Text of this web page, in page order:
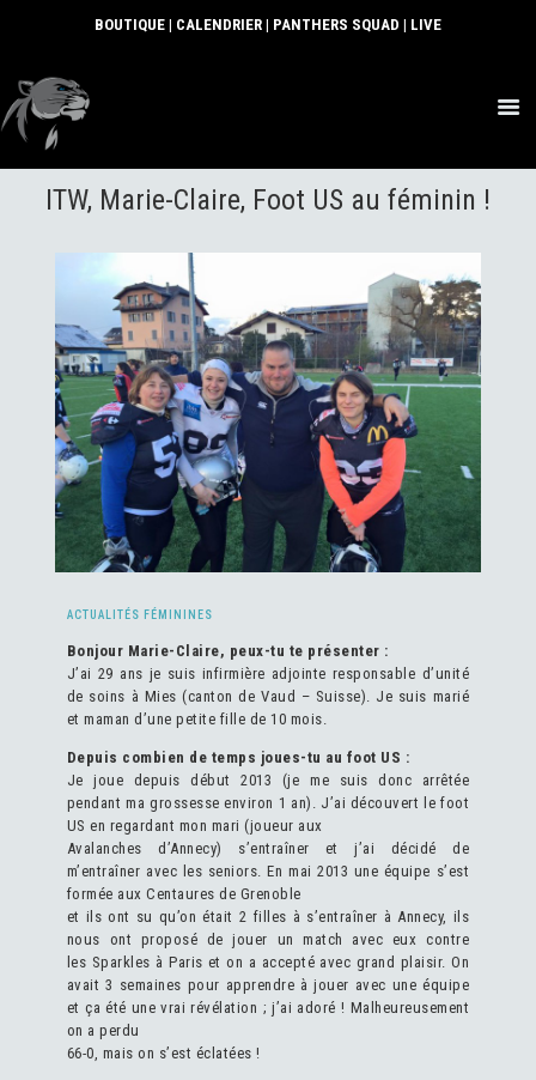
BOUTIQUE | CALENDRIER | PANTHERS SQUAD | LIVE
ACTUS
SECTIONS
COMMUNAUTÉ
PARTENAIRES
CONTACT
ITW, Marie-Claire, Foot US au féminin !
ACTUALITÉS FÉMININES
Bonjour Marie-Claire, peux-tu te présenter :
J’ai 29 ans je suis infirmière adjointe responsable d’unité
de soins à Mies (canton de Vaud – Suisse). Je suis marié
et maman d’une petite fille de 10 mois.
Depuis combien de temps joues-tu au foot US :
Je joue depuis début 2013 (je me suis donc arrêtée
pendant ma grossesse environ 1 an). J’ai découvert le foot
US en regardant mon mari (joueur aux
Avalanches d’Annecy) s’entraîner et j’ai décidé de
m’entraîner avec les seniors. En mai 2013 une équipe s’est
formée aux Centaures de Grenoble
et ils ont su qu’on était 2 filles à s’entraîner à Annecy, ils
nous ont proposé de jouer un match avec eux contre
les Sparkles à Paris et on a accepté avec grand plaisir. On
avait 3 semaines pour apprendre à jouer avec une équipe
et ça été une vrai révélation ; j’ai adoré ! Malheureusement
on a perdu
66-0, mais on s’est éclatées !